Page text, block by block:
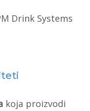
Drink Systems
koja proizvodi